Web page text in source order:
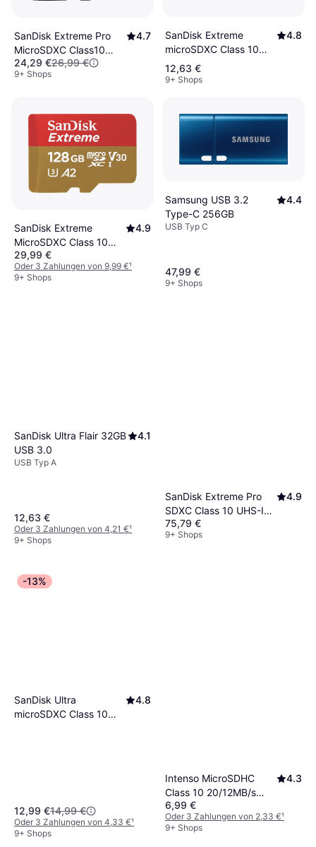
SanDisk Extreme Pro
MicroSDXC Class10
UHS-I U3 V30 A2
200/140MB/s 1TB +SD
4.7
24,29 €26,99 €
9+ Shops
SanDisk Extreme
microSDXC Class 10
UHS-I U3 V30 A2
170/80MB/s 64GB
4.8
12,63 €
9+ Shops
SanDisk Extreme
MicroSDXC Class 10
UHS-I V30 A2
190/90MB/s 128 GB
4.9
29,99 €
Oder 3 Zahlungen von 9,99 €¹
9+ Shops
Samsung USB 3.2
Type-C 256GB
4.4
USB Typ C
47,99 €
9+ Shops
SanDisk Ultra Flair 32GB
USB 3.0
4.1
USB Typ A
12,63 €
Oder 3 Zahlungen von 4,21 €¹
9+ Shops
SanDisk Extreme Pro
SDXC Class 10 UHS-I
U3 V30 200/140MB/s
256GB
4.9
75,79 €
9+ Shops
-13%
SanDisk Ultra
microSDXC Class 10
4.8
12,99 €14,99 €
Oder 3 Zahlungen von 4,33 €¹
9+ Shops
Intenso MicroSDHC
Class 10 20/12MB/s
32GB
4.3
6,99 €
Oder 3 Zahlungen von 2,33 €¹
9+ Shops